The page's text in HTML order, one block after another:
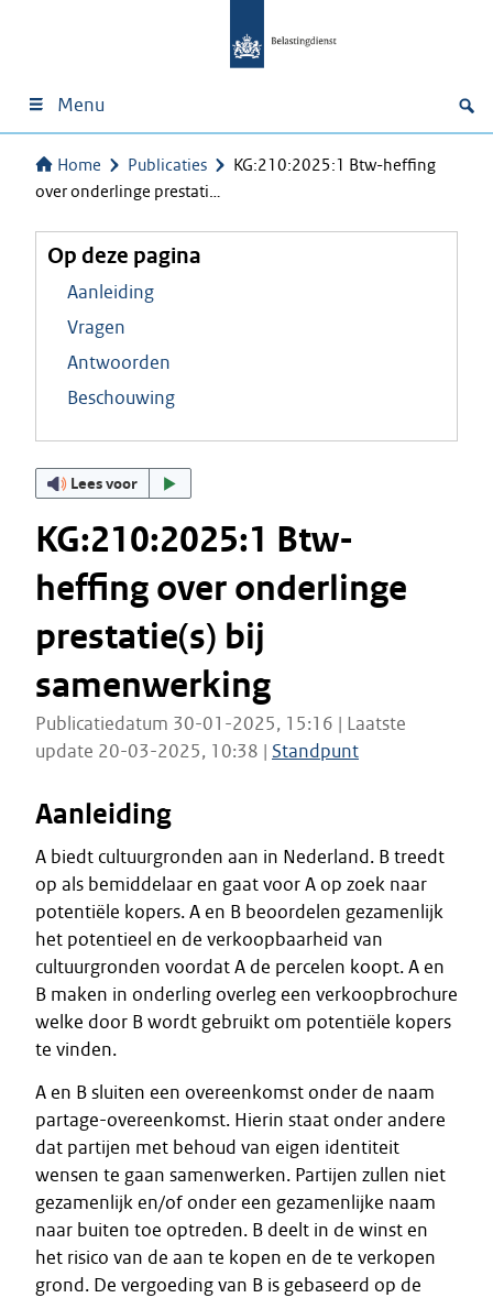
Menu
Home Publicaties
KG:210:2025:1 Btw-heffing
over onderlinge prestati…
Op deze pagina
Aanleiding
Vragen
Antwoorden
Beschouwing
Lees voor
KG:210:2025:1 Btw-
heffing over onderlinge
prestatie(s) bij
samenwerking
Publicatiedatum 30-01-2025, 15:16 | Laatste
update 20-03-2025, 10:38 | Standpunt
Aanleiding
A biedt cultuurgronden aan in Nederland. B treedt
op als bemiddelaar en gaat voor A op zoek naar
potentiële kopers. A en B beoordelen gezamenlijk
het potentieel en de verkoopbaarheid van
cultuurgronden voordat A de percelen koopt. A en
B maken in onderling overleg een verkoopbrochure
welke door B wordt gebruikt om potentiële kopers
te vinden.
A en B sluiten een overeenkomst onder de naam
partage-overeenkomst. Hierin staat onder andere
dat partijen met behoud van eigen identiteit
wensen te gaan samenwerken. Partijen zullen niet
gezamenlijk en/of onder een gezamenlijke naam
naar buiten toe optreden. B deelt in de winst en
het risico van de aan te kopen en de te verkopen
grond. De vergoeding van B is gebaseerd op de